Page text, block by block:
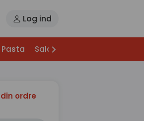
Log ind
Pasta Salater
ordre